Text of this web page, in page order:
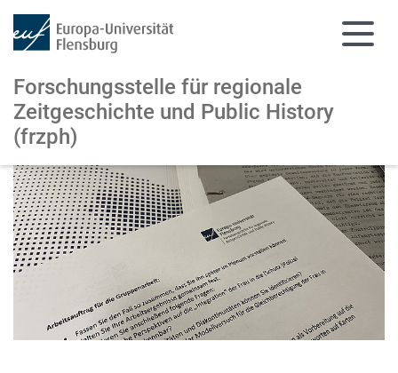
Zum Hauptinhalt springen
Zur Navigation springen
Forschungsstelle für regionale
Zeitgeschichte und Public History
(frzph)